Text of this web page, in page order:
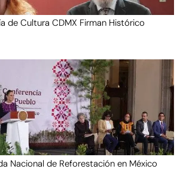
de Cultura CDMX Firman Histórico
Nacional de Reforestación en México